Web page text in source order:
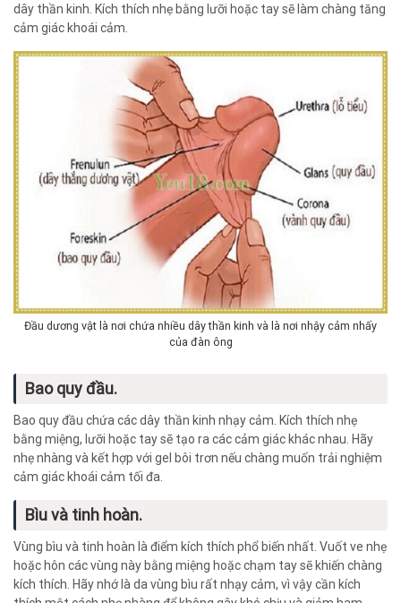
dây thần kinh. Kích thích nhẹ bằng lưỡi hoặc tay sẽ làm chàng tăng
cảm giác khoái cảm.
Đầu dương vật là nơi chứa nhiều dây thần kinh và là nơi nhậy cảm nhấy
của đàn ông
Bao quy đầu.
Bao quy đầu chứa các dây thần kinh nhạy cảm. Kích thích nhẹ
bằng miệng, lưỡi hoặc tay sẽ tạo ra các cảm giác khác nhau. Hãy
nhẹ nhàng và kết hợp với gel bôi trơn nếu chàng muốn trải nghiệm
cảm giác khoái cảm tối đa.
Bìu và tinh hoàn.
Vùng bìu và tinh hoàn là điểm kích thích phổ biến nhất. Vuốt ve nhẹ
hoặc hôn các vùng này bằng miệng hoặc chạm tay sẽ khiến chàng
kích thích. Hãy nhớ là da vùng bìu rất nhạy cảm, vì vậy cần kích